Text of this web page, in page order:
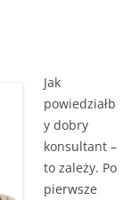
Jak
powiedziałb
y dobry
konsultant –
to zależy. Po
pierwsze